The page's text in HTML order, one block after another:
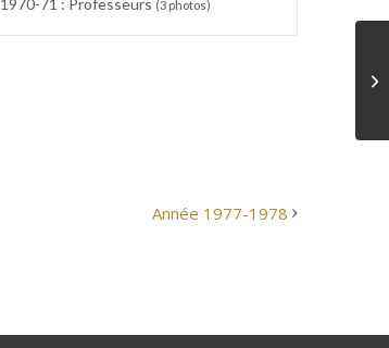
1970-71 : Professeurs (3 photos)
Année 1977-1978